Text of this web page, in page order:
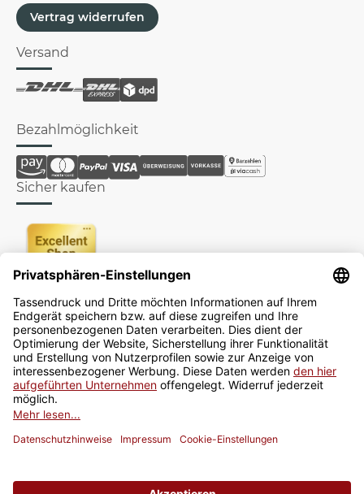
Vertrag widerrufen
Versand
Bezahlmöglichkeit
Sicher kaufen
Newsletter